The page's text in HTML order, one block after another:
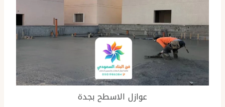
عوازل الاسطح بجدة